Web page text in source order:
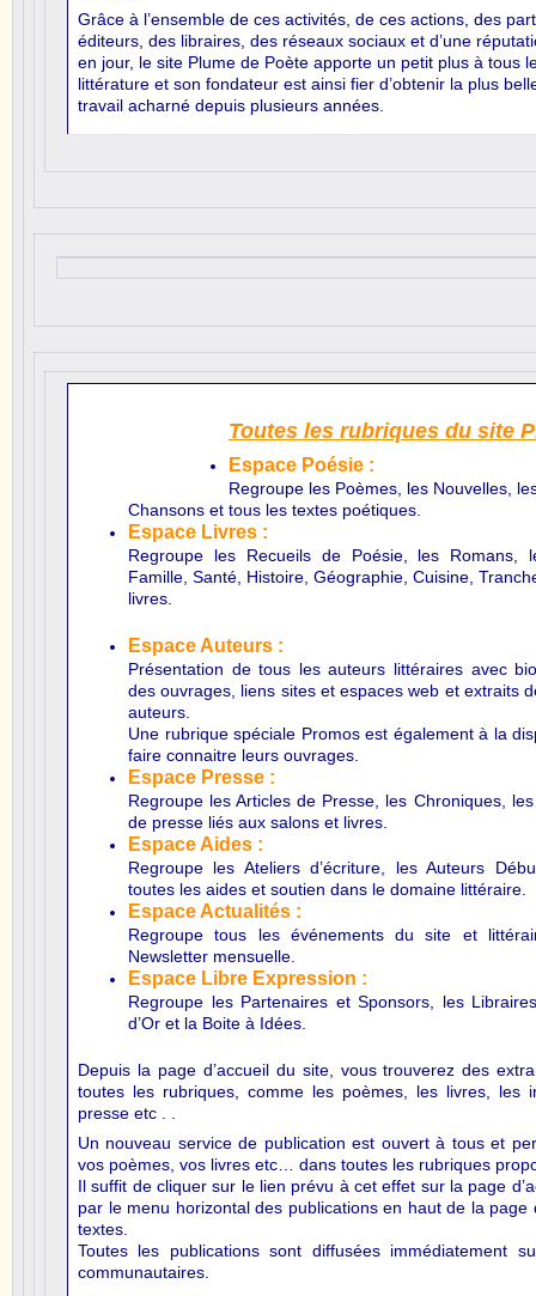
Grâce à l’ensemble de ces activités, de ces actions, des
éditeurs, des libraires, des réseaux sociaux et d’une
en jour, le site Plume de Poète apporte un petit plus à tous
littérature et son fondateur est ainsi fier d’obtenir la plus
travail acharné depuis plusieurs années.
Toutes les rubriques du site
Espace Poésie :
Regroupe les Poèmes, les Nouvelles,
Chansons et tous les textes poétiques.
Espace Livres :
Regroupe les Recueils de Poésie, les Romans,
Famille, Santé, Histoire, Géographie, Cuisine,
livres.
Espace Auteurs :
Présentation de tous les auteurs littéraires avec
des ouvrages, liens sites et espaces web et extraits
auteurs.
Une rubrique spéciale Promos est également à la
faire connaitre leurs ouvrages.
Espace Presse :
Regroupe les Articles de Presse, les Chroniques,
de presse liés aux salons et livres.
Espace Aides :
Regroupe les Ateliers d’écriture, les Auteurs
toutes les aides et soutien dans le domaine littéraire.
Espace Actualités :
Regroupe tous les événements du site et
Newsletter mensuelle.
Espace Libre Expression :
Regroupe les Partenaires et Sponsors, les
d’Or et la Boite à Idées.
Depuis la page d’accueil du site, vous trouverez des
toutes les rubriques, comme les poèmes, les livres, les
presse etc . .
Un nouveau service de publication est ouvert à tous et
vos poèmes, vos livres etc… dans toutes les rubriques
Il suffit de cliquer sur le lien prévu à cet effet sur la page
par le menu horizontal des publications en haut de la page
textes.
Toutes les publications sont diffusées immédiatement
communautaires.